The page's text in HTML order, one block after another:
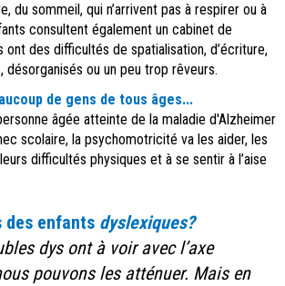
du sommeil, qui n’arrivent pas à respirer ou à
consultent également un cabinet de
ont des difficultés de spatialisation, d’écriture,
désorganisés ou un peu trop rêveurs.
de gens de tous âges...
personne âgée atteinte de la maladie d'Alzheimer
scolaire, la psychomotricité va les aider, les
difficultés physiques et à se sentir à l’aise
des enfants dyslexiques?
dys ont à voir avec l’axe
pouvons les atténuer. Mais en